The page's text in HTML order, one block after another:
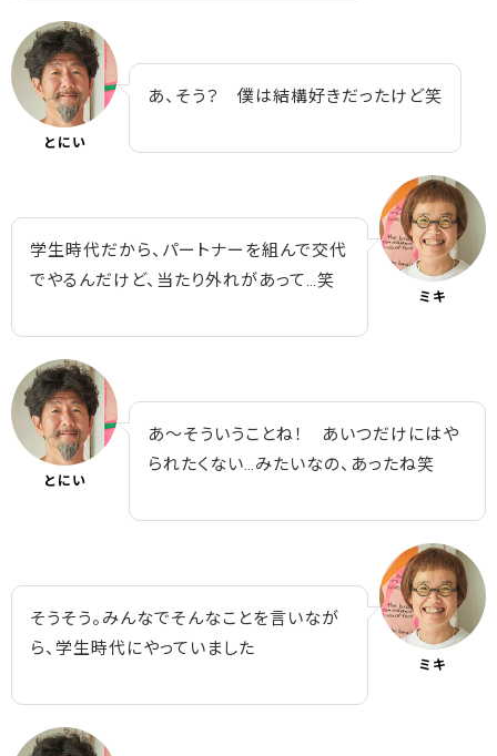
とにい
あ、そう？ 僕は結構好きだったけど笑
学生時代だから、パートナーを組んで交代
でやるんだけど、当たり外れがあって…笑
ミキ
とにい
あ～そういうことね！ あいつだけにはや
られたくない…みたいなの、あったね笑
そうそう。みんなでそんなことを言いなが
ら、学生時代にやっていました
ミキ